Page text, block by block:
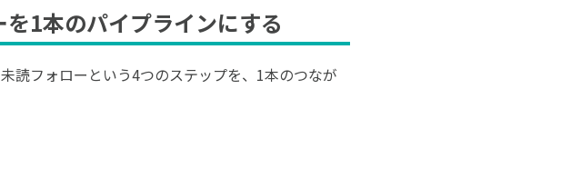
1本のパイプラインにする
読フォローという4つのステップを、1本のつなが